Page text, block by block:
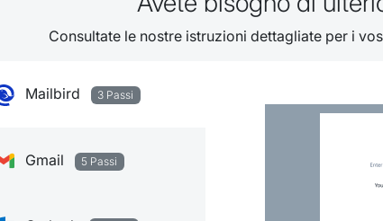
Consultate le nostre istruzioni dettagliate per i
Mailbird 3 Passi
Gmail 5 Passi